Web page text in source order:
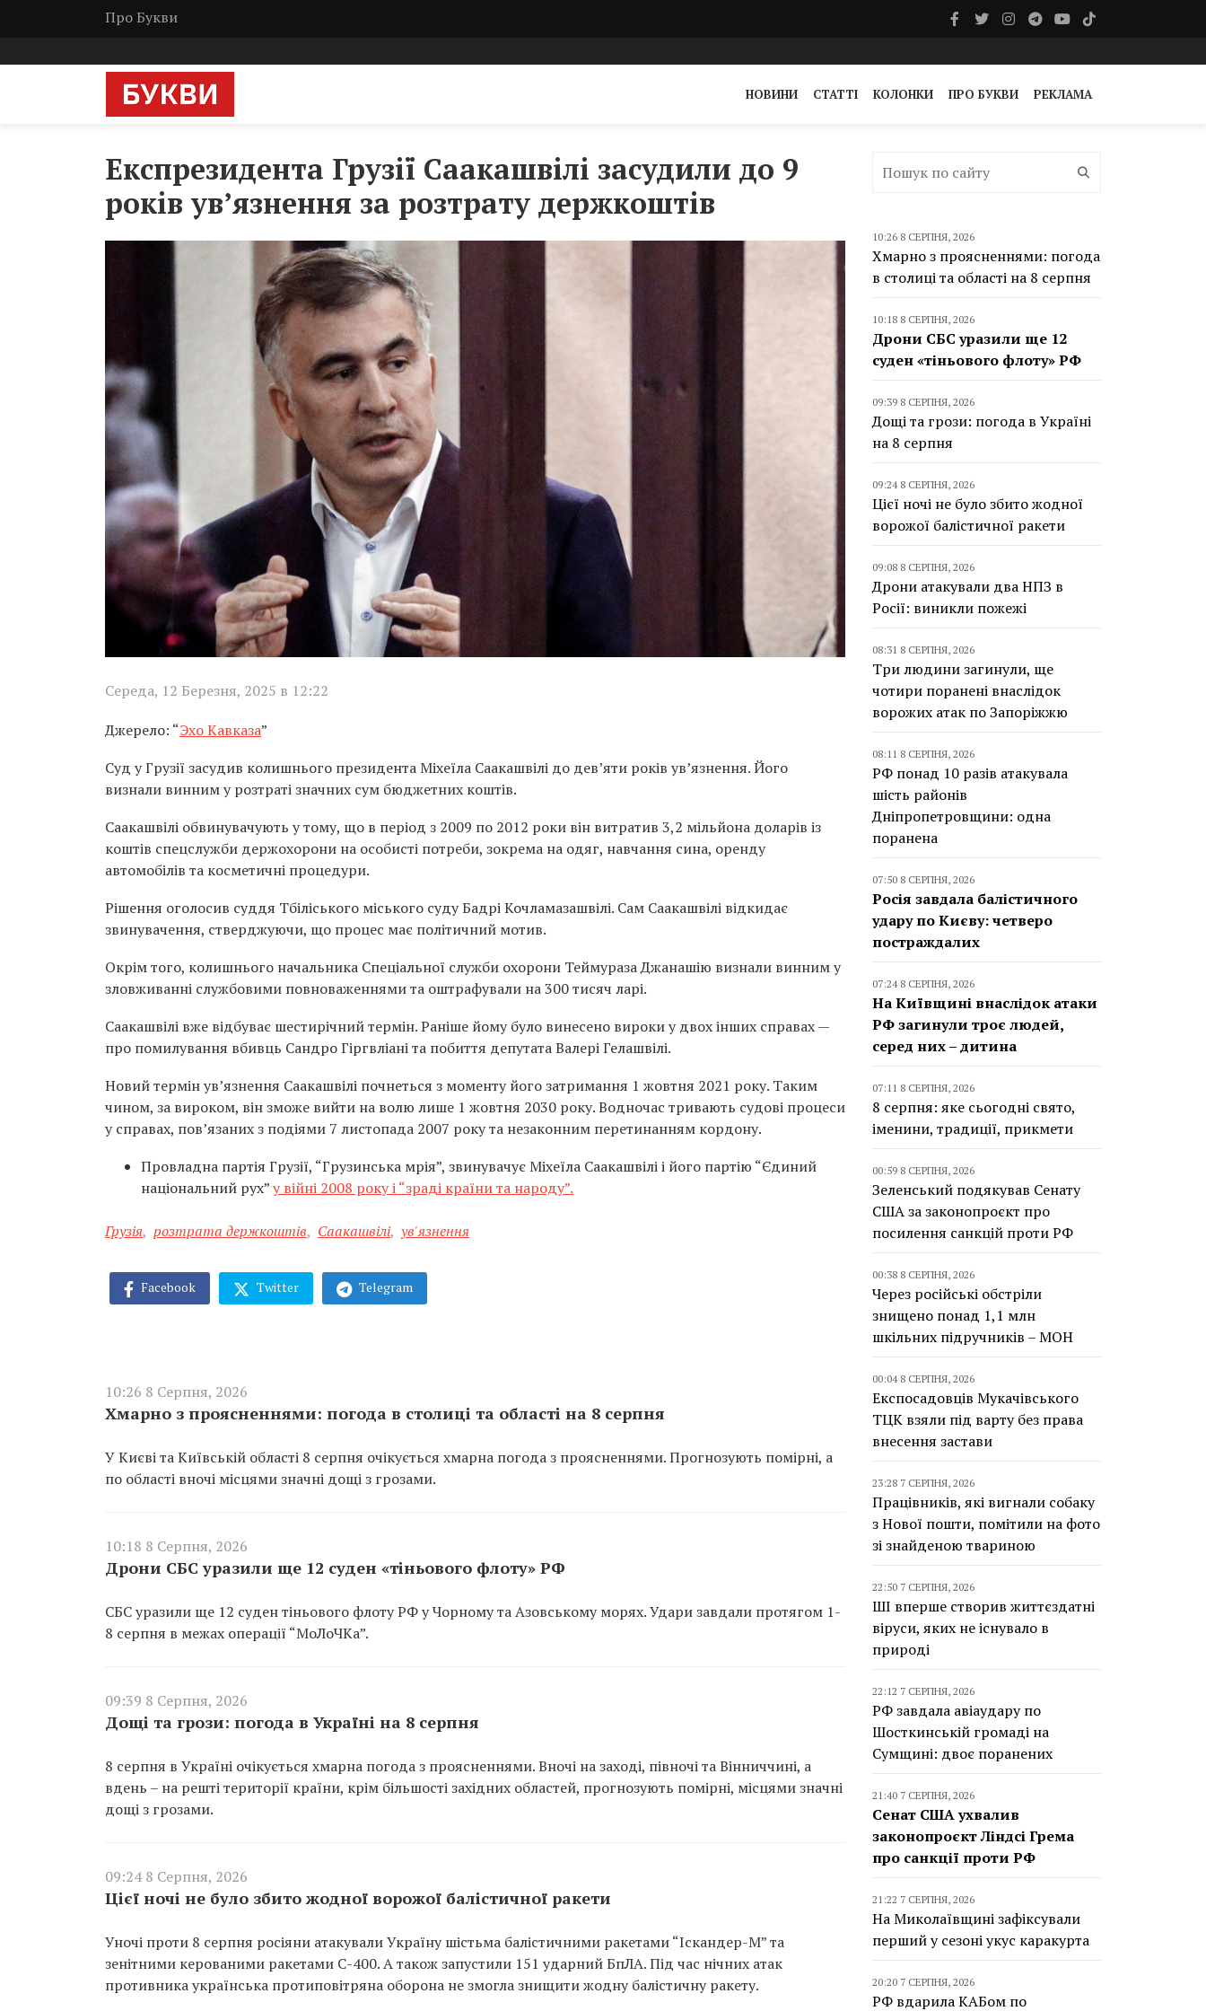
Про Букви
НОВИНИ СТАТТІ КОЛОНКИ ПРО БУКВИ РЕКЛАМА
Експрезидента Грузії Саакашвілі засудили до 9
років ув’язнення за розтрату держкоштів
Середа, 12 Березня, 2025 в 12:22
Джерело: “Эхо Кавказа”
Суд у Грузії засудив колишнього президента Міхеїла Саакашвілі до дев’яти років ув’язнення. Його
визнали винним у розтраті значних сум бюджетних коштів.
Саакашвілі обвинувачують у тому, що в період з 2009 по 2012 роки він витратив 3,2 мільйона доларів із
коштів спецслужби держохорони на особисті потреби, зокрема на одяг, навчання сина, оренду
автомобілів та косметичні процедури.
Рішення оголосив суддя Тбіліського міського суду Бадрі Кочламазашвілі. Сам Саакашвілі відкидає
звинувачення, стверджуючи, що процес має політичний мотив.
Окрім того, колишнього начальника Спеціальної служби охорони Теймураза Джанашію визнали винним у
зловживанні службовими повноваженнями та оштрафували на 300 тисяч ларі.
Саакашвілі вже відбуває шестирічний термін. Раніше йому було винесено вироки у двох інших справах —
про помилування вбивць Сандро Гіргвліані та побиття депутата Валері Гелашвілі.
Новий термін ув’язнення Саакашвілі почнеться з моменту його затримання 1 жовтня 2021 року. Таким
чином, за вироком, він зможе вийти на волю лише 1 жовтня 2030 року. Водночас тривають судові процеси
у справах, пов’язаних з подіями 7 листопада 2007 року та незаконним перетинанням кордону.
Провладна партія Грузії, “Грузинська мрія”, звинувачує Міхеїла Саакашвілі і його партію “Єдиний
національний рух”у війні 2008 року і “зраді країни та народу”.
Грузія, розтрата держкоштів, Саакашвілі, ув'язнення
Facebook Twitter Telegram
10:26 8 Серпня, 2026
Хмарно з проясненнями: погода в столиці та області на 8 серпня
У Києві та Київській області 8 серпня очікується хмарна погода з проясненнями. Прогнозують помірні, а
по області вночі місцями значні дощі з грозами.
10:18 8 Серпня, 2026
Дрони СБС уразили ще 12 суден «тіньового флоту» РФ
СБС уразили ще 12 суден тіньового флоту РФ у Чорному та Азовському морях. Удари завдали протягом 1-
8 серпня в межах операції “МоЛоЧКа”.
09:39 8 Серпня, 2026
Дощі та грози: погода в Україні на 8 серпня
8 серпня в Україні очікується хмарна погода з проясненнями. Вночі на заході, півночі та Вінниччині, а
вдень – на решті території країни, крім більшості західних областей, прогнозують помірні, місцями значні
дощі з грозами.
09:24 8 Серпня, 2026
Цієї ночі не було збито жодної ворожої балістичної ракети
Уночі проти 8 серпня росіяни атакували Україну шістьма балістичними ракетами “Іскандер-М” та
зенітними керованими ракетами С-400. А також запустили 151 ударний БпЛА. Під час нічних атак
противника українська протиповітряна оборона не змогла знищити жодну балістичну ракету.
10:26 8 СЕРПНЯ, 2026
Хмарно з проясненнями: погода
в столиці та області на 8 серпня
10:18 8 СЕРПНЯ, 2026
Дрони СБС уразили ще 12
суден «тіньового флоту» РФ
09:39 8 СЕРПНЯ, 2026
Дощі та грози: погода в Україні
на 8 серпня
09:24 8 СЕРПНЯ, 2026
Цієї ночі не було збито жодної
ворожої балістичної ракети
09:08 8 СЕРПНЯ, 2026
Дрони атакували два НПЗ в
Росії: виникли пожежі
08:31 8 СЕРПНЯ, 2026
Три людини загинули, ще
чотири поранені внаслідок
ворожих атак по Запоріжжю
08:11 8 СЕРПНЯ, 2026
РФ понад 10 разів атакувала
шість районів
Дніпропетровщини: одна
поранена
07:50 8 СЕРПНЯ, 2026
Росія завдала балістичного
удару по Києву: четверо
постраждалих
07:24 8 СЕРПНЯ, 2026
На Київщині внаслідок атаки
РФ загинули троє людей,
серед них – дитина
07:11 8 СЕРПНЯ, 2026
8 серпня: яке сьогодні свято,
іменини, традиції, прикмети
00:59 8 СЕРПНЯ, 2026
Зеленський подякував Сенату
США за законопроєкт про
посилення санкцій проти РФ
00:38 8 СЕРПНЯ, 2026
Через російські обстріли
знищено понад 1,1 млн
шкільних підручників – МОН
00:04 8 СЕРПНЯ, 2026
Експосадовців Мукачівського
ТЦК взяли під варту без права
внесення застави
23:28 7 СЕРПНЯ, 2026
Працівників, які вигнали собаку
з Нової пошти, помітили на фото
зі знайденою твариною
22:50 7 СЕРПНЯ, 2026
ШІ вперше створив життєздатні
віруси, яких не існувало в
природі
22:12 7 СЕРПНЯ, 2026
РФ завдала авіаудару по
Шосткинській громаді на
Сумщині: двоє поранених
21:40 7 СЕРПНЯ, 2026
Сенат США ухвалив
законопроєкт Ліндсі Грема
про санкції проти РФ
21:22 7 СЕРПНЯ, 2026
На Миколаївщині зафіксували
перший у сезоні укус каракурта
20:20 7 СЕРПНЯ, 2026
РФ вдарила КАБом по